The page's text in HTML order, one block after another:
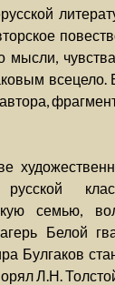
Белой
Булгаков
Л.Н.